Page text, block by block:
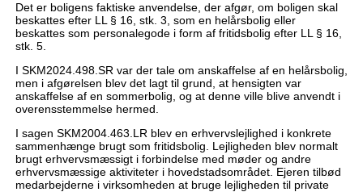
Det er boligens faktiske anvendelse, der afgør, om boligen skal
beskattes efter LL § 16, stk. 3, som en helårsbolig eller
beskattes som personalegode i form af fritidsbolig efter LL § 16,
stk. 5.
I SKM2024.498.SR var der tale om anskaffelse af en helårsbolig,
men i afgørelsen blev det lagt til grund, at hensigten var
anskaffelse af en sommerbolig, og at denne ville blive anvendt i
overensstemmelse hermed.
I sagen SKM2004.463.LR blev en erhvervslejlighed i konkrete
sammenhænge brugt som fritidsbolig. Lejligheden blev normalt
brugt erhvervsmæssigt i forbindelse med møder og andre
erhvervsmæssige aktiviteter i hovedstadsområdet. Ejeren tilbød
medarbejderne i virksomheden at bruge lejligheden til private